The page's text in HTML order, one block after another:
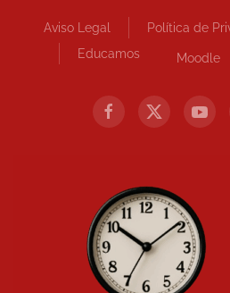
Aviso Legal Política de
Educamos
Moodle